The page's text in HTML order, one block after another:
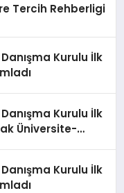
Tercih Rehberligi
Kurulu İlk
Kurulu İlk
Üniversite-
Kurulu İlk